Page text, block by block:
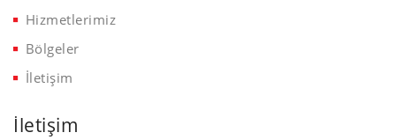
Hizmetlerimiz
Bölgeler
İletişim
İletişim